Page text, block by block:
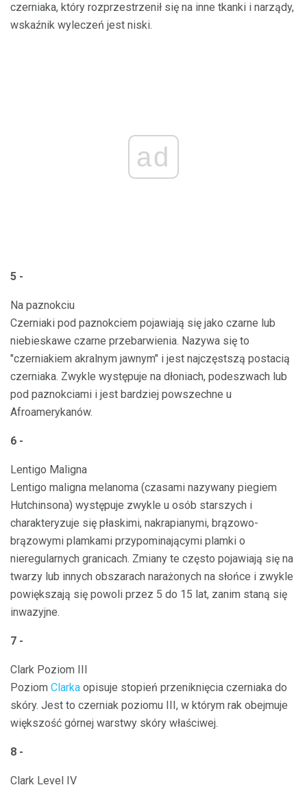
czerniaka, który rozprzestrzenił się na inne tkanki i narządy,
wskaźnik wyleczeń jest niski.
ad
5 -
Na paznokciu
Czerniaki pod paznokciem pojawiają się jako czarne lub
niebieskawe czarne przebarwienia. Nazywa się to
"czerniakiem akralnym jawnym" i jest najczęstszą postacią
czerniaka. Zwykle występuje na dłoniach, podeszwach lub
pod paznokciami i jest bardziej powszechne u
Afroamerykanów.
6 -
Lentigo Maligna
Lentigo maligna melanoma (czasami nazywany piegiem
Hutchinsona) występuje zwykle u osób starszych i
charakteryzuje się płaskimi, nakrapianymi, brązowo-
brązowymi plamkami przypominającymi plamki o
nieregularnych granicach. Zmiany te często pojawiają się na
twarzy lub innych obszarach narażonych na słońce i zwykle
powiększają się powoli przez 5 do 15 lat, zanim staną się
inwazyjne.
7 -
Clark Poziom III
Poziom Clarka opisuje stopień przeniknięcia czerniaka do
skóry. Jest to czerniak poziomu III, w którym rak obejmuje
większość górnej warstwy skóry właściwej.
8 -
Clark Level IV